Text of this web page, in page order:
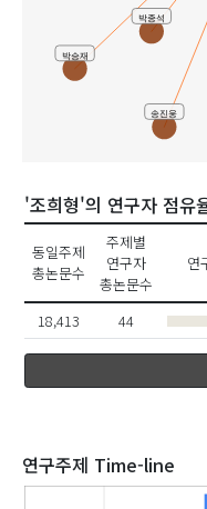
박승재
송진웅
박종석
'조희형'의 연구자 점유
동일주제
총논문수
주제별
연구자
총논문수
연
18,413 44
연구주제 Time-line